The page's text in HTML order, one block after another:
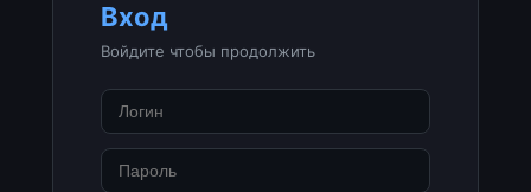
Вход
Войдите чтобы продолжить